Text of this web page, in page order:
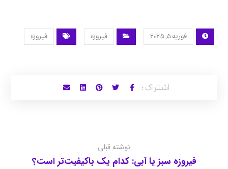
فوریه 5, 2025 فیروزه فیروزه
نوشته قبلی
فیروزه سبز یا آبی: کدام یک باکیفیت‌تر است؟